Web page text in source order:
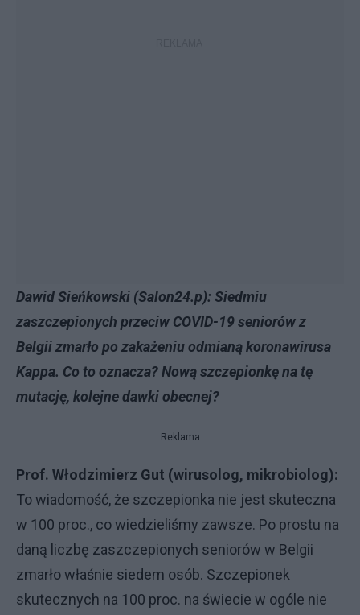
Dawid Sieńkowski (Salon24.p): Siedmiu
zaszczepionych przeciw COVID-19 seniorów z
Belgii zmarło po zakażeniu odmianą koronawirusa
Kappa. Co to oznacza? Nową szczepionkę na tę
mutację, kolejne dawki obecnej?
Reklama
Prof. Włodzimierz Gut (wirusolog, mikrobiolog):
To wiadomość, że szczepionka nie jest skuteczna
w 100 proc., co wiedzieliśmy zawsze. Po prostu na
daną liczbę zaszczepionych seniorów w Belgii
zmarło właśnie siedem osób. Szczepionek
skutecznych na 100 proc. na świecie w ogóle nie